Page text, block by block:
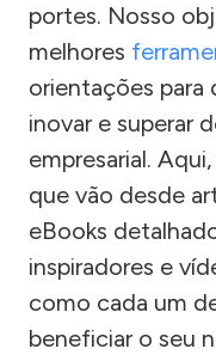
portes. Nosso
melhores
orientações para
inovar e superar
empresarial.
que vão desde
eBooks
inspiradores e
como cada um
beneficiar o seu